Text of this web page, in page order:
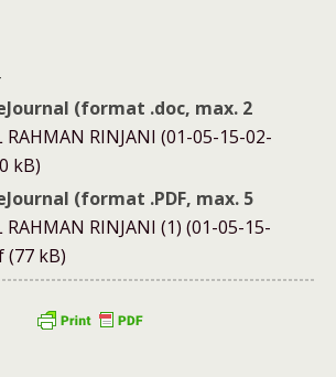
(format .doc, max. 2
RAHMAN RINJANI (01-05-15-02-
kB)
(format .PDF, max. 5
RAHMAN RINJANI (1) (01-05-15-
(77 kB)